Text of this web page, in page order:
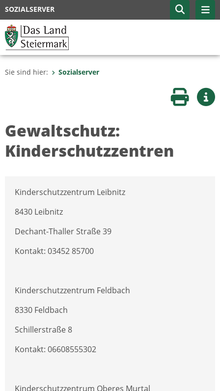
SOZIALSERVER
Sie sind hier: Sozialserver
Seite
Gewaltschutz:
Kinderschutzzentren
Kinderschutzzentrum Leibnitz
8430 Leibnitz
Dechant-Thaller Straße 39
Kontakt: 03452 85700
Kinderschutzzentrum Feldbach
8330 Feldbach
Schillerstraße 8
Kontakt: 06608555302
Kinderschutzzentrum Oberes Murtal